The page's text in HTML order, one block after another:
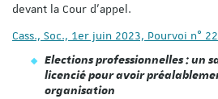
devant la Cour d’appel.
Cass., Soc., 1er juin 2023, Pourvoi n°
Elections professionnelles : un
licencié pour avoir
organisation